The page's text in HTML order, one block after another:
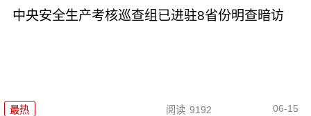
中央安全生产考核巡查组已进驻8省份明查暗访
最热 阅读 9192 06-15